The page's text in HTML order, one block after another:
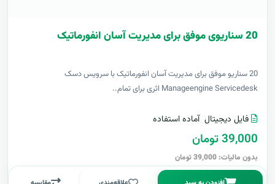
20 سناریوی موفق برای مدیریت آسان انفورماتیک
20 سناریو موفق برای مدیریت آسان انفورماتیک با سرویس دسک
Manageengine Servicedesk اثری برای تمام..
فایل دیجیتال آماده استفاده
39,000 تومان
بدون مالیات: 39,000 تومان